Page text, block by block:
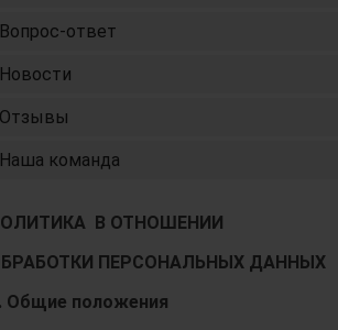
Вопрос-ответ
Новости
Отзывы
Наша команда
В ОТНОШЕНИИ
ПЕРСОНАЛЬНЫХ ДАННЫХ
Общие положения